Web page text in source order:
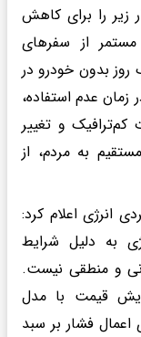
زیر را برای کاهش
مستمر از سفرهای
روز بدون خودرو در
زمان عدم استفاده،
و تغییر
به مردم، از
انرژی اعلام کرد:
به دلیل شرایط
و منطقی نیست.
قیمت با مدل
فشار بر سبد